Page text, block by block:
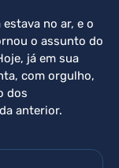
no ar, e o
o assunto do
já em sua
com orgulho,
dos
anterior.